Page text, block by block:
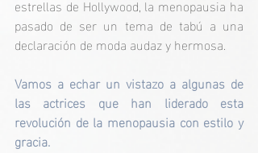
estrellas de Hollywood, la menopausia ha
pasado de ser un tema de tabú a una
declaración de moda audaz y hermosa.
Vamos a echar un vistazo a algunas de
las actrices que han liderado esta
revolución de la menopausia con estilo y
gracia.